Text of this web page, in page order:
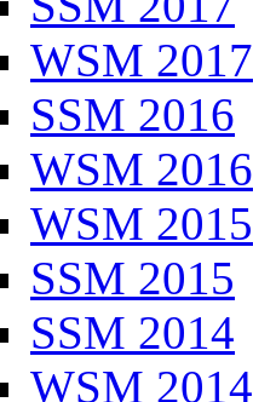
WSM 2017
SSM 2016
WSM 2016
WSM 2015
SSM 2015
SSM 2014
WSM 2014